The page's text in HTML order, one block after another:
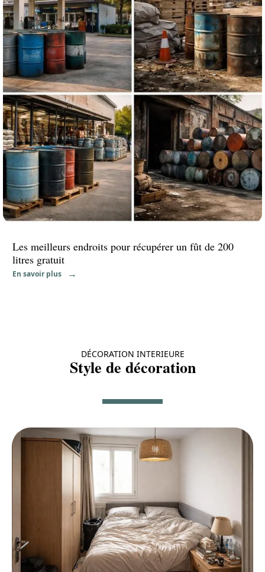
Les meilleurs endroits pour récupérer un fût de 200
litres gratuit
En savoir plus
DÉCORATION INTERIEURE
Style de décoration